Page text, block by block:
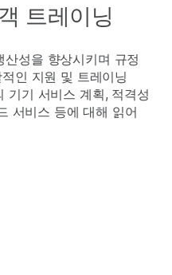
트레이닝
산성을 향상시키며 규정
인 지원 및 트레이닝
기기 서비스 계획, 적격성
서비스 등에 대해 읽어